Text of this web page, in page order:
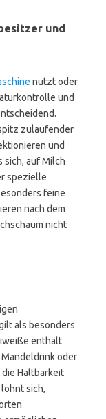
und
nutzt oder
und
zulaufender
und
sich, auf Milch
spezielle
feine
nach dem
nicht
als besonders
enthält
oder
Haltbarkeit
sich,